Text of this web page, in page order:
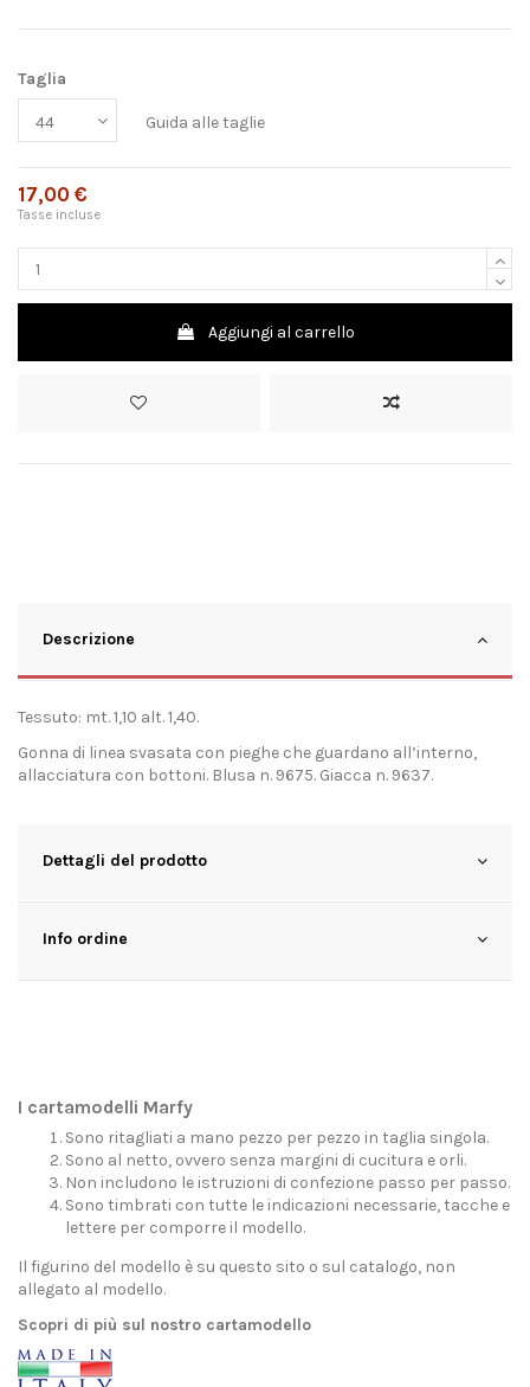
Taglia
Guida alle taglie
17,00 €
Tasse incluse
Aggiungi al carrello
Descrizione
Tessuto: mt. 1,10 alt. 1,40.
Gonna di linea svasata con pieghe che guardano all’interno,
allacciatura con bottoni. Blusa n. 9675. Giacca n. 9637.
Dettagli del prodotto
Info ordine
I cartamodelli Marfy
Sono ritagliati a mano pezzo per pezzo in taglia singola.
Sono al netto, ovvero senza margini di cucitura e orli.
Non includono le istruzioni di confezione passo per passo.
Sono timbrati con tutte le indicazioni necessarie, tacche e
lettere per comporre il modello.
Il figurino del modello è su questo sito o sul catalogo, non
allegato al modello.
Scopri di più sul nostro cartamodello